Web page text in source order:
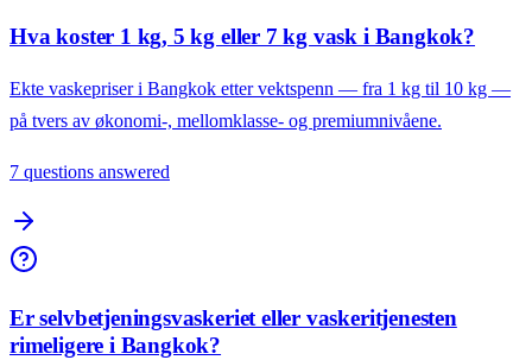
Hva koster 1 kg, 5 kg eller 7 kg vask i Bangkok?
Ekte vaskepriser i Bangkok etter vektspenn — fra 1 kg til 10 kg —
på tvers av økonomi-, mellomklasse- og premiumnivåene.
7 questions answered
Er selvbetjeningsvaskeriet eller vaskeritjenesten
rimeligere i Bangkok?